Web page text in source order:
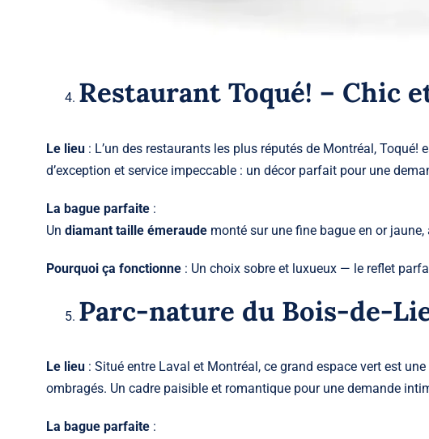
Restaurant Toqué! – Chic
Le lieu: L’un des restaurants les plus réputés de Montréal,
d’exception et service impeccable : un décor parfait pour une
La bague parfaite:
Un diamant taille émeraudemonté sur une fine bague en or jaune,
Pourquoi ça fonctionne: Un choix sobre et luxueux — le reflet
Parc-nature du Bois-de-
Le lieu: Situé entre Laval et Montréal, ce grand espace vert est
ombragés. Un cadre paisible et romantique pour une demande
La bague parfaite: